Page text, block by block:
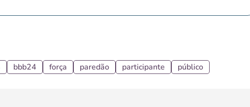
bbb24 força paredão participante público